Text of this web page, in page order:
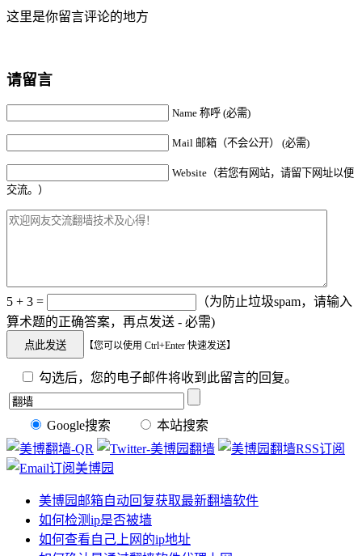
这里是你留言评论的地方
请留言
Name 称呼 (必需)
Mail 邮箱（不会公开） (必需)
Website（若您有网站，请留下网址以便
交流。）
5 + 3 =
（为防止垃圾spam，请输入
算术题的正确答案，再点发送 - 必需)
【您可以使用 Ctrl+Enter 快速发送】
勾选后，您的电子邮件将收到此留言的回复。
Google搜索 本站搜索
美博园邮箱自动回复获取最新翻墙软件
如何检测ip是否被墙
如何查看自己上网的ip地址